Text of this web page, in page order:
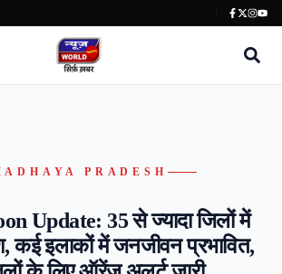
PRADESH
Update: 35 से ज्यादा जिलों में
कई इलाकों में जनजीवन प्रभावित,